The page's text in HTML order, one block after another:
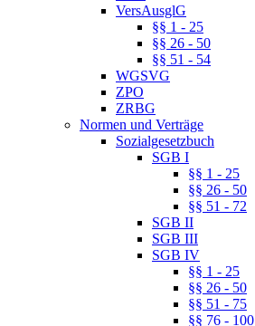
VersAusglG
§§ 1 - 25
§§ 26 - 50
§§ 51 - 54
WGSVG
ZPO
ZRBG
Normen und Verträge
Sozialgesetzbuch
SGB I
§§ 1 - 25
§§ 26 - 50
§§ 51 - 72
SGB II
SGB III
SGB IV
§§ 1 - 25
§§ 26 - 50
§§ 51 - 75
§§ 76 - 100